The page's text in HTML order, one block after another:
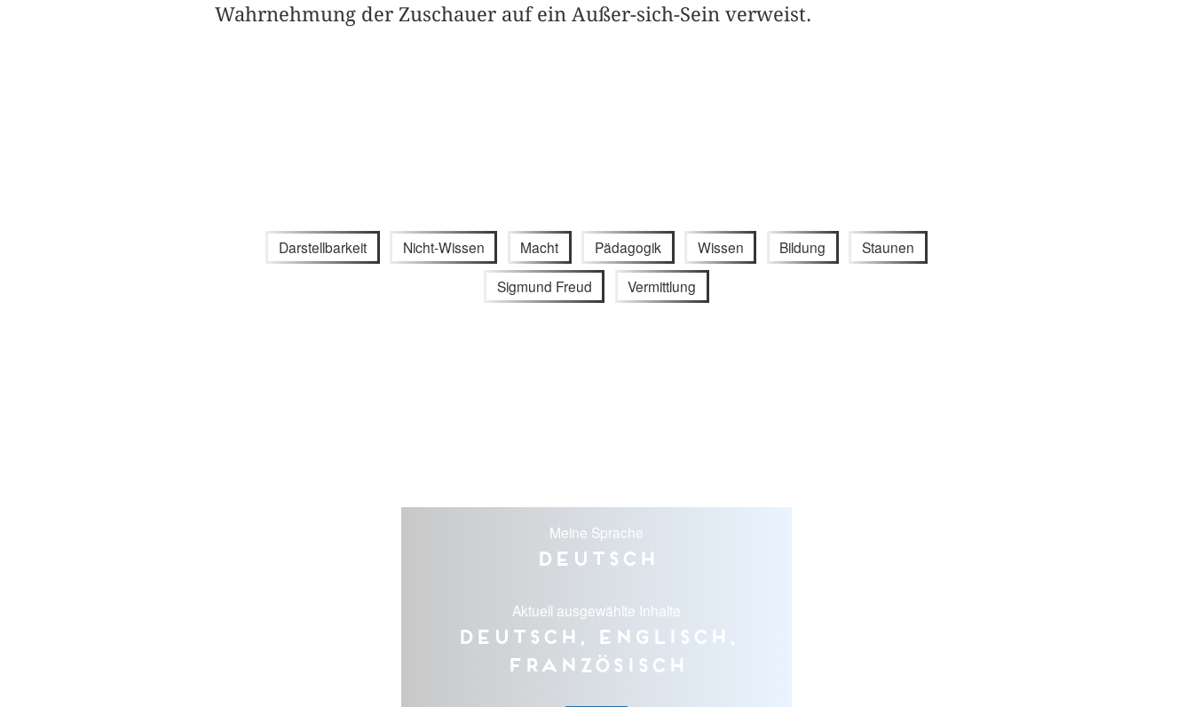
Wahrnehmung der Zuschauer auf ein Außer-sich-Sein verweist.
Darstellbarkeit Nicht-Wissen Macht Pädagogik Wissen Bildung Staunen
Sigmund Freud Vermittlung
Meine Sprache
Deutsch
Aktuell ausgewählte Inhalte
Deutsch, Englisch,
Französisch